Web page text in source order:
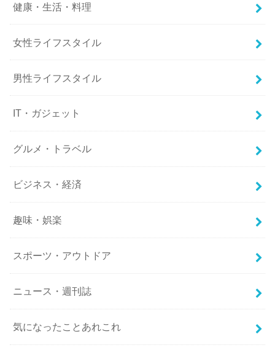
健康・生活・料理
女性ライフスタイル
男性ライフスタイル
IT・ガジェット
グルメ・トラベル
ビジネス・経済
趣味・娯楽
スポーツ・アウトドア
ニュース・週刊誌
気になったことあれこれ